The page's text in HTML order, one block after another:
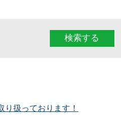
検索する
り扱っております！